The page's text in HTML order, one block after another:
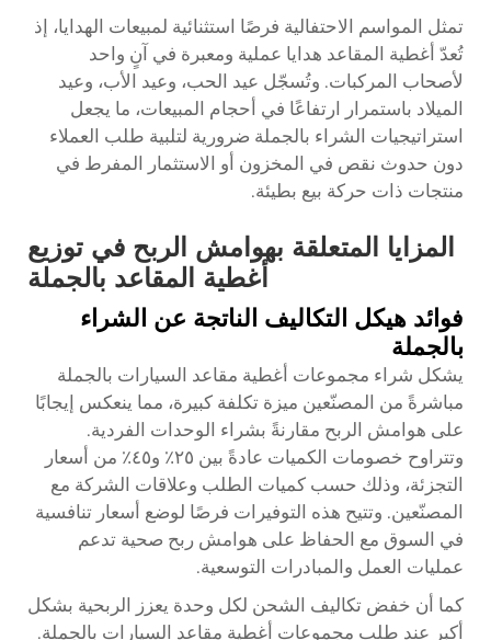
تمثل المواسم الاحتفالية فرصًا استثنائية لمبيعات الهدايا، إذ
تُعدّ أغطية المقاعد هدايا عملية ومعبرة في آنٍ واحد
لأصحاب المركبات. وتُسجّل عيد الحب، وعيد الأب، وعيد
الميلاد باستمرار ارتفاعًا في أحجام المبيعات، ما يجعل
استراتيجيات الشراء بالجملة ضرورية لتلبية طلب العملاء
دون حدوث نقص في المخزون أو الاستثمار المفرط في
منتجات ذات حركة بيع بطيئة.
المزايا المتعلقة بهوامش الربح في توزيع
أغطية المقاعد بالجملة
فوائد هيكل التكاليف الناتجة عن الشراء
بالجملة
يشكل شراء مجموعات أغطية مقاعد السيارات بالجملة
مباشرةً من المصنّعين ميزة تكلفة كبيرة، مما ينعكس إيجابًا
على هوامش الربح مقارنةً بشراء الوحدات الفردية.
وتتراوح خصومات الكميات عادةً بين ٢٥٪ و٤٥٪ من أسعار
التجزئة، وذلك حسب كميات الطلب وعلاقات الشركة مع
المصنّعين. وتتيح هذه التوفيرات فرصًا لوضع أسعار تنافسية
في السوق مع الحفاظ على هوامش ربح صحية تدعم
عمليات العمل والمبادرات التوسعية.
كما أن خفض تكاليف الشحن لكل وحدة يعزز الربحية بشكل
أكبر عند طلب مجموعات أغطية مقاعد السيارات بالجملة.